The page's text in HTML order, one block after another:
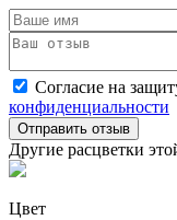
Согласие на
конфиденциальности
Отправить отзыв
Другие расцветки
Цвет